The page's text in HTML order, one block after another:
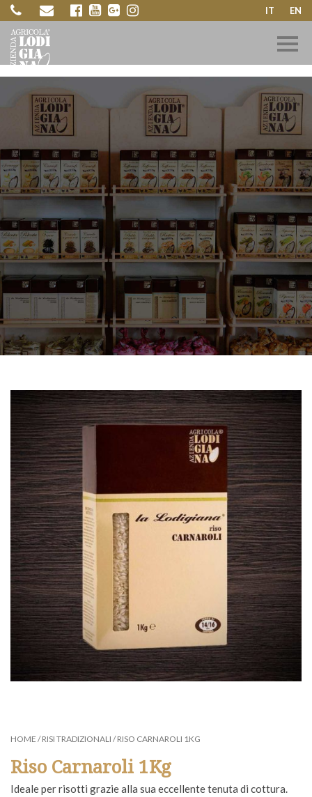
IT EN
HOME /RISI TRADIZIONALI / RISO CARNAROLI 1KG
Riso Carnaroli 1Kg
Ideale per risotti grazie alla sua eccellente tenuta di cottura.